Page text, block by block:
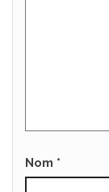
Nom *